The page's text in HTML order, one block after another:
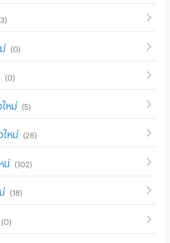
3)
(0)
(0)
หม่ (5)
ใหม่ (26)
ม่ (102)
(18)
(0)